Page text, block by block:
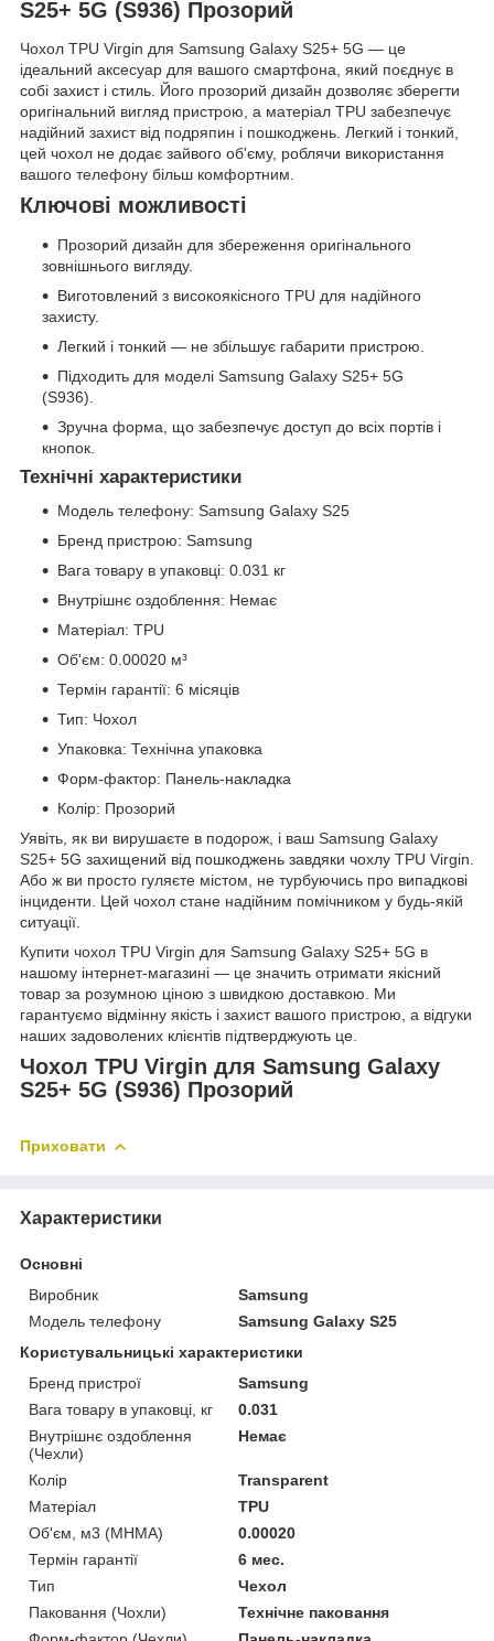
S25+ 5G (S936) Прозорий
Чохол TPU Virgin для Samsung Galaxy S25+ 5G — це
ідеальний аксесуар для вашого смартфона, який поєднує в
собі захист і стиль. Його прозорий дизайн дозволяє зберегти
оригінальний вигляд пристрою, а матеріал TPU забезпечує
надійний захист від подряпин і пошкоджень. Легкий і тонкий,
цей чохол не додає зайвого об'єму, роблячи використання
вашого телефону більш комфортним.
Ключові можливості
Прозорий дизайн для збереження оригінального
зовнішнього вигляду.
Виготовлений з високоякісного TPU для надійного
захисту.
Легкий і тонкий — не збільшує габарити пристрою.
Підходить для моделі Samsung Galaxy S25+ 5G
(S936).
Зручна форма, що забезпечує доступ до всіх портів і
кнопок.
Технічні характеристики
Модель телефону: Samsung Galaxy S25
Бренд пристрою: Samsung
Вага товару в упаковці: 0.031 кг
Внутрішнє оздоблення: Немає
Матеріал: TPU
Об'єм: 0.00020 м³
Термін гарантії: 6 місяців
Тип: Чохол
Упаковка: Технічна упаковка
Форм-фактор: Панель-накладка
Колір: Прозорий
Уявіть, як ви вирушаєте в подорож, і ваш Samsung Galaxy
S25+ 5G захищений від пошкоджень завдяки чохлу TPU Virgin.
Або ж ви просто гуляєте містом, не турбуючись про випадкові
інциденти. Цей чохол стане надійним помічником у будь-якій
ситуації.
Купити чохол TPU Virgin для Samsung Galaxy S25+ 5G в
нашому інтернет-магазині — це значить отримати якісний
товар за розумною ціною з швидкою доставкою. Ми
гарантуємо відмінну якість і захист вашого пристрою, а відгуки
наших задоволених клієнтів підтверджують це.
Чохол TPU Virgin для Samsung Galaxy
S25+ 5G (S936) Прозорий
Приховати
Характеристики
Основні
Виробник
Samsung
Модель телефону
Samsung Galaxy S25
Користувальницькі характеристики
Бренд пристрої
Samsung
Вага товару в упаковці, кг
0.031
Внутрішнє оздоблення
(Чехли)
Немає
Колір
Transparent
Матеріал
TPU
Об'єм, м3 (МНМА)
0.00020
Термін гарантії
6 мес.
Тип
Чехол
Паковання (Чохли)
Технічне паковання